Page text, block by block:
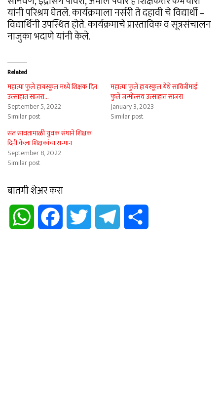
यांनी परिश्रम घेतले. कार्यक्रमाला नर्सरी ते दहावी चे विद्यार्थी –
विद्यार्थिनी उपस्थित होते. कार्यक्रमाचे प्रास्ताविक व सूत्रसंचालन
नाजुका भदाणे यांनी केले.
Related
महात्मा फुले हायस्कूल मध्ये शिक्षक दिन
उत्साहात साजरा…
September 5, 2022
Similar post
महात्मा फुले हायस्कूल येथे सावित्रीमाई
फुले जन्मोत्सव उत्साहात साजरा
January 3, 2023
Similar post
संत सावतामाळी युवक संघाने शिक्षक
दिनी केला शिक्षकांचा सन्मान
September 8, 2022
Similar post
बातमी शेअर करा
WhatsApp Facebook Twitter Telegram